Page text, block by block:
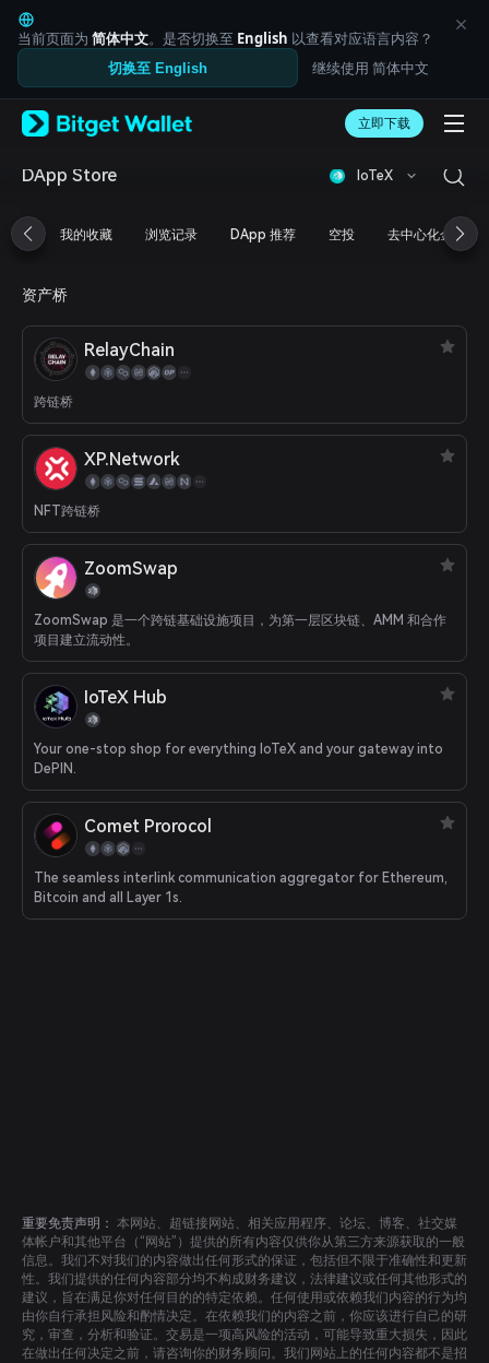
English
日本語
Tiếng Việt
Русский
Español (Latinoamérica)
Türkçe
Français
简体中文
繁體中文
Bahasa Indonesia
ภาษาไทย
العربية
Español
Português (Brasil)
Español (Argentina)
当前页面为 简体中文。是否切换至 English 以查看对应语言内容？
切换至 English 继续使用 简体中文
立即下载
DApp Store IoTeX
我的收藏 浏览记录 DApp 推荐 空投 去中心化金融
资产桥
RelayChain
跨链桥
XP.Network
NFT跨链桥
ZoomSwap
ZoomSwap 是一个跨链基础设施项目，为第一层区块链、AMM 和合作
项目建立流动性。
IoTeX Hub
Your one-stop shop for everything IoTeX and your gateway into
DePIN.
Comet Prorocol
The seamless interlink communication aggregator for Ethereum,
Bitcoin and all Layer 1s.
重要免责声明： 本网站、超链接网站、相关应用程序、论坛、博客、社交媒
体帐户和其他平台（“网站”）提供的所有内容仅供你从第三方来源获取的一般
信息。我们不对我们的内容做出任何形式的保证，包括但不限于准确性和更新
性。我们提供的任何内容部分均不构成财务建议，法律建议或任何其他形式的
建议，旨在满足你对任何目的的特定依赖。任何使用或依赖我们内容的行为均
由你自行承担风险和酌情决定。在依赖我们的内容之前，你应该进行自己的研
究，审查，分析和验证。交易是一项高风险的活动，可能导致重大损失，因此
在做出任何决定之前，请咨询你的财务顾问。我们网站上的任何内容都不是招